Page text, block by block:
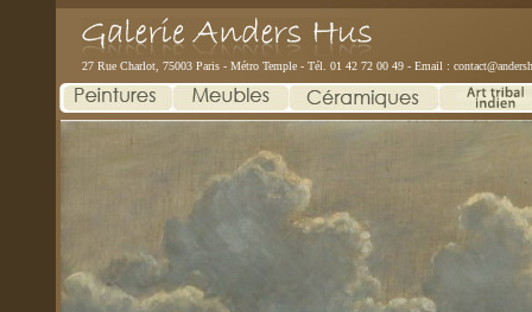
27 Rue Charlot, 75003 Paris - Métro Temple - Tél. 01 42 72 00 49 - Email :